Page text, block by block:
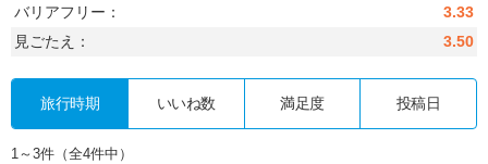
バリアフリー：
3.33
見ごたえ：
3.50
旅行時期 いいね数 満足度 投稿日
1～3件（全4件中）